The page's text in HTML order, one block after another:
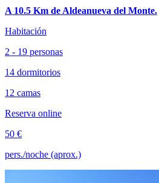
A 10.5 Km de Aldeanueva del Monte.
Habitación
2 - 19 personas
14 dormitorios
12 camas
Reserva online
50 €
pers./noche (aprox.)